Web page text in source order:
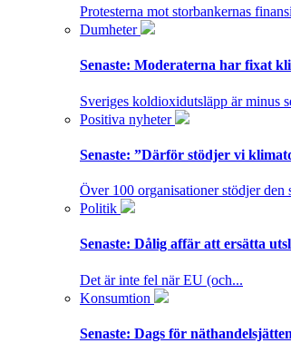
Protesterna mot storbankernas
Dumheter
Senaste: Moderaterna har fixat
Sveriges koldioxidutsläpp är minus
Positiva nyheter
Senaste: ”Därför stödjer vi
Över 100 organisationer stödjer den
Politik
Senaste: Dålig affär att ersätta
Det är inte fel när EU (och...
Konsumtion
Senaste: Dags för